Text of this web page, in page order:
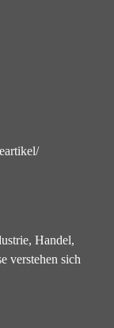
Handel,
verstehen sich